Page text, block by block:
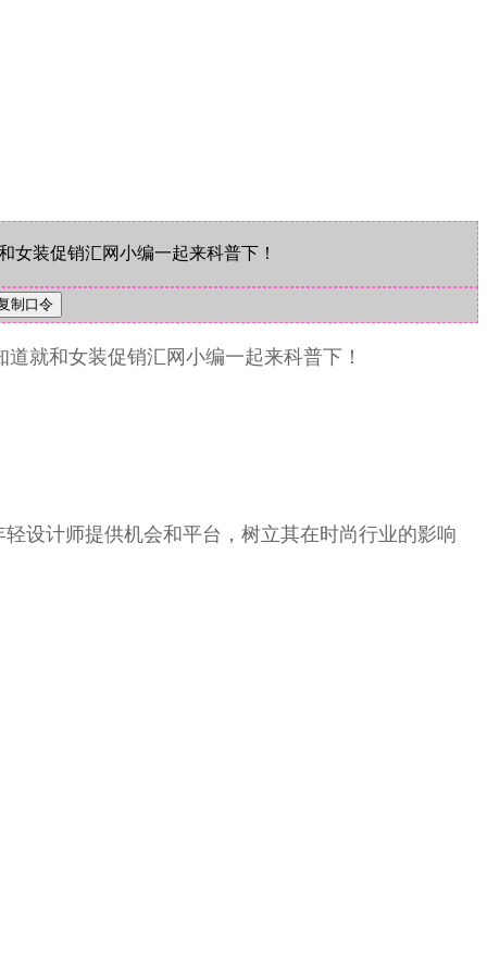
女装促销汇网小编一起来科普下！
就和女装促销汇网小编一起来科普下！
计师提供机会和平台，树立其在时尚行业的影响